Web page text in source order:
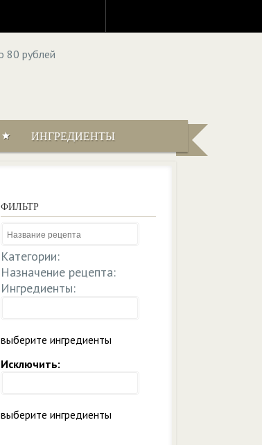
ИНГРЕДИЕНТЫ
ФИЛЬТР
Категории:
Назначение рецепта:
Ингредиенты:
выберите ингредиенты
Исключить:
выберите ингредиенты